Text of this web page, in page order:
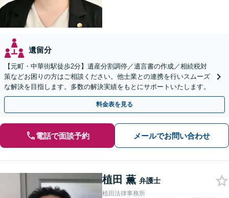
遺留分
【元町・中華街駅徒歩2分】遺産分割調停／遺言書の作成／相続税対
策などお困りの方はご相談ください。他士業との連携を行いスムーズ
な解決を目指します。多数の解決実績をもとにサポートいたします。
料金表を見る
電話で面談予約 メールでお問い合わせ
植田 薫 弁護士
植田法律事務所